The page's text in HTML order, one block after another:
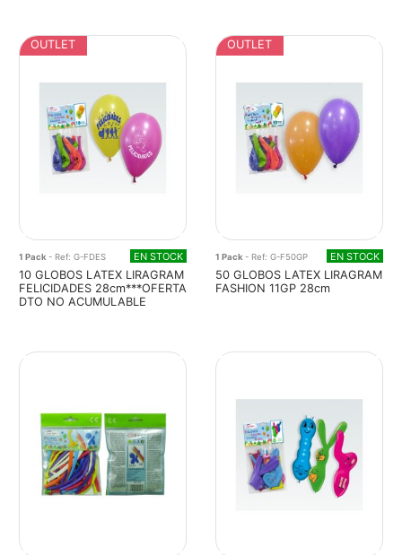
OUTLET
1 Pack- Ref: G-FDES EN STOCK
10 GLOBOS LATEX LIRAGRAM
FELICIDADES 28cm***OFERTA
DTO NO ACUMULABLE
OUTLET
1 Pack- Ref: G-F50GP EN STOCK
50 GLOBOS LATEX LIRAGRAM
FASHION 11GP 28cm